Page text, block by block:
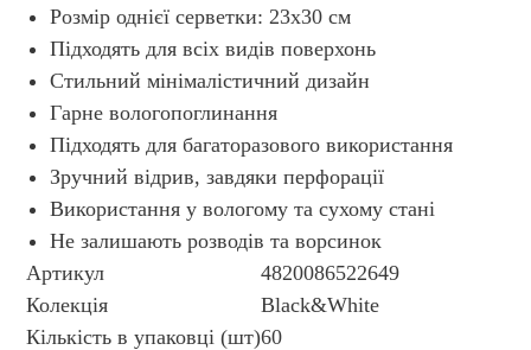
Розмір однієї серветки: 23х30 см
Підходять для всіх видів поверхонь
Стильний мінімалістичний дизайн
Гарне вологопоглинання
Підходять для багаторазового використання
Зручний відрив, завдяки перфорації
Використання у вологому та сухому стані
Не залишають розводів та ворсинок
Артикул
4820086522649
Колекція
Black&White
Кількість в упаковці (шт)60